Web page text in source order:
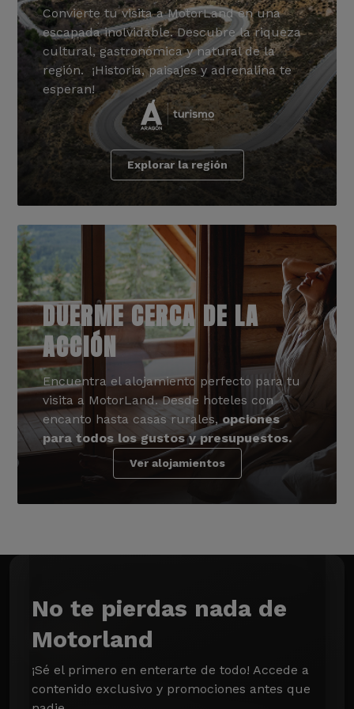
Convierte tu visita a MotorLand en una
escapada inolvidable. Descubre la riqueza
cultural, gastronómica y natural de la
región. ¡Historia, paisajes y adrenalina te
esperan!
Explorar la región
DUERME CERCA DE LA
ACCIÓN
Encuentra el alojamiento perfecto para tu
visita a MotorLand. Desde hoteles con
encanto hasta casas rurales, opciones
para todos los gustos y presupuestos.
Ver alojamientos
No te pierdas nada de
Motorland
¡Sé el primero en enterarte de todo! Accede a
contenido exclusivo y promociones antes que